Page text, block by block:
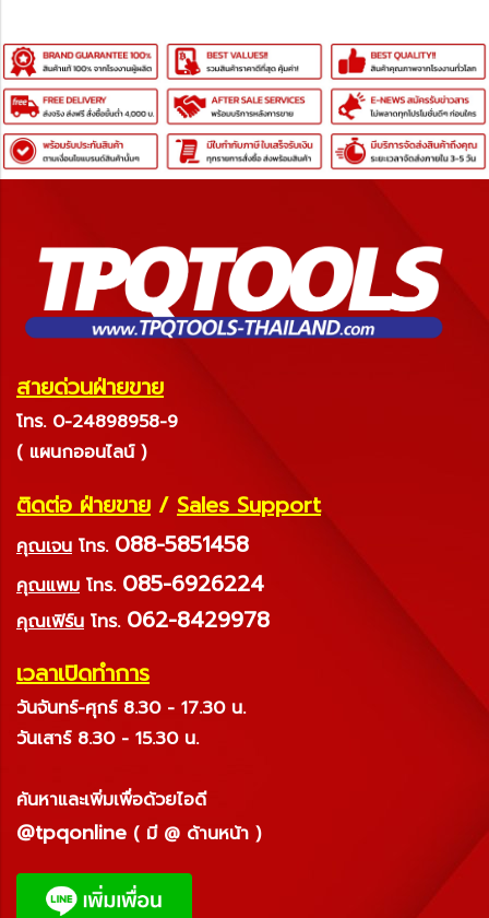
สายด่วนฝ่ายขาย
โทร. 0-24898958-9
( แผนกออนไลน์ )
ติดต่อ ฝ่ายขาย / Sales Support
คุณเจน โทร. 088-5851458
คุณแพม โทร. 085-6926224
คุณเฟิร์น โทร. 062-8429978
เวลาเปิดทำการ
วันจันทร์-ศุกร์ 8.30 - 17.30 น.
วันเสาร์ 8.30 - 15.30 น.
ค้นหาและเพิ่มเพื่อด้วยไอดี
@tpqonline ( มี @ ด้านหน้า )